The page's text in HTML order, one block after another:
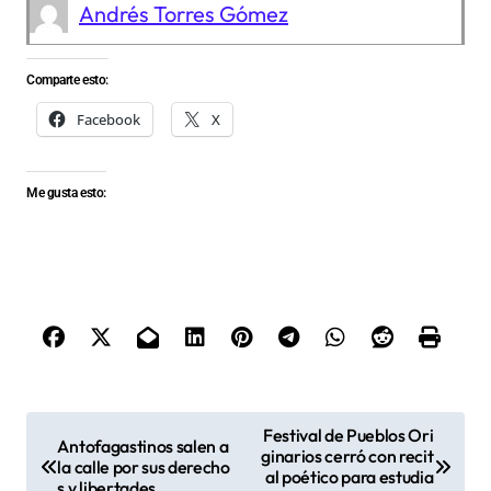
Andrés Torres Gómez
Comparte esto:
Facebook X
Me gusta esto:
Antofagastinos salen a
la calle por sus derecho
Festival de Pueblos Ori
ginarios cerró con recit
al poético para estudia